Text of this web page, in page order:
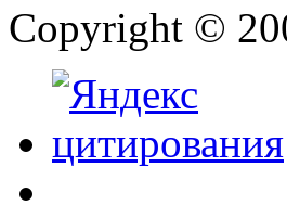
Copyright ©